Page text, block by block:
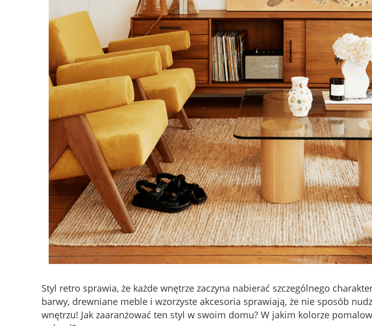
Styl retro sprawia, że każde wnętrze zaczyna nabierać szczególnego
barwy, drewniane meble i wzorzyste akcesoria sprawiają, że nie sposób
wnętrzu! Jak zaaranżować ten styl w swoim domu? W jakim kolorze